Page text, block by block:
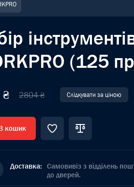
(125
₴ 2804 ₴ Слідкувати за ціною
кошик
Доставка: Самовивіз з відділень
до дверей.